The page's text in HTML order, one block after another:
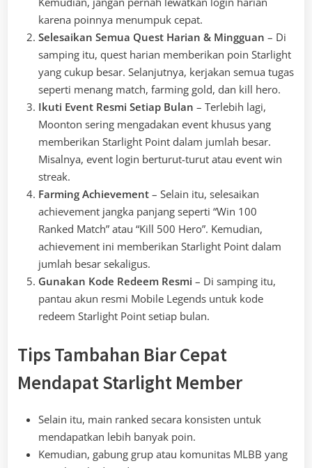
karena poinnya menumpuk cepat.
Selesaikan Semua Quest Harian & Mingguan – Di
samping itu, quest harian memberikan poin Starlight
yang cukup besar. Selanjutnya, kerjakan semua tugas
seperti menang match, farming gold, dan kill hero.
Ikuti Event Resmi Setiap Bulan – Terlebih lagi,
Moonton sering mengadakan event khusus yang
memberikan Starlight Point dalam jumlah besar.
Misalnya, event login berturut-turut atau event win
streak.
Farming Achievement – Selain itu, selesaikan
achievement jangka panjang seperti “Win 100
Ranked Match” atau “Kill 500 Hero”. Kemudian,
achievement ini memberikan Starlight Point dalam
jumlah besar sekaligus.
Gunakan Kode Redeem Resmi – Di samping itu,
pantau akun resmi Mobile Legends untuk kode
redeem Starlight Point setiap bulan.
Tips Tambahan Biar Cepat
Mendapat Starlight Member
Selain itu, main ranked secara konsisten untuk
mendapatkan lebih banyak poin.
Kemudian, gabung grup atau komunitas MLBB yang